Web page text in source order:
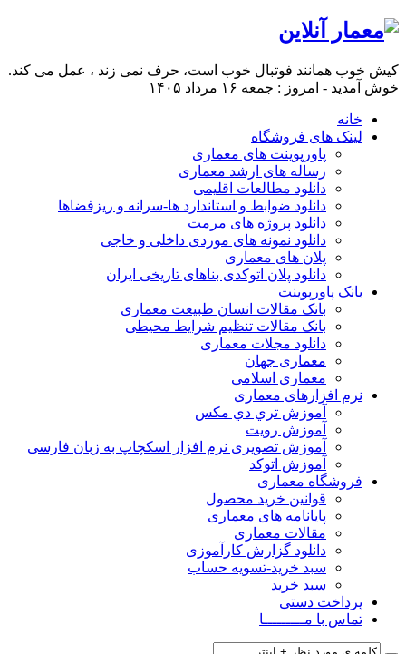
کیش خوب همانند فوتبال خوب است، حرف نمی زند ، عمل می کند.
خوش آمدید - امروز : جمعه ۱۶ مرداد ۱۴۰۵
خانه
لینک های فروشگاه
پاورپوینت های معماری
رساله های ارشد معماری
دانلود مطالعات اقلیمی
دانلود ضوابط و استاندارد ها-سرانه و ریزفضاها
دانلود پروژه های مرمت
دانلود نمونه های موردی داخلی و خاجی
پلان های معماری
دانلود پلان اتوکدی بناهای تاریخی ایران
بانک پاورپوینت
بانک مقالات انسان طبیعت معماری
بانک مقالات تنظیم شرایط محیطی
دانلود مجلات معماری
معماری جهان
معماری اسلامی
نرم افزارهای معماری
آﻣﻮزش ﺗﺮي دي ﻣﮑﺲ
آموزش رویت
آموزش تصویری نرم افزار اسکچاپ به زبان فارسی
آموزش اتوکد
فروشگاه معماری
قوانین خرید محصول
پایانامه های معماری
مقالات معماری
دانلود گزارش کارآموزی
سبد خرید-تسویه حساب
سبد خرید
پرداخت دستی
تماس با مـــــــــا